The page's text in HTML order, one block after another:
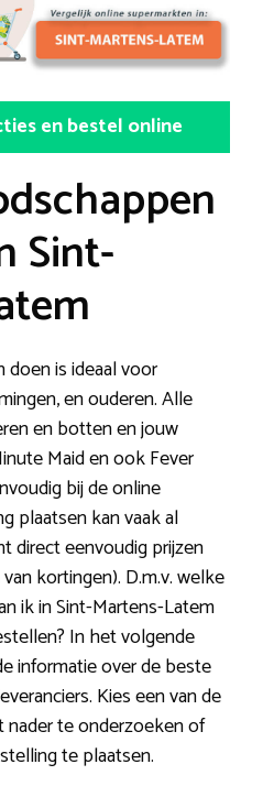
en bestel online
Sint-
is ideaal voor
en ouderen. Alle
en botten en jouw
Maid en ook Fever
bij de online
plaatsen kan vaak al
direct eenvoudig prijzen
kortingen). D.m.v. welke
ik in Sint-Martens-Latem
In het volgende
informatie over de beste
Kies een van de
nader te onderzoeken of
te plaatsen.